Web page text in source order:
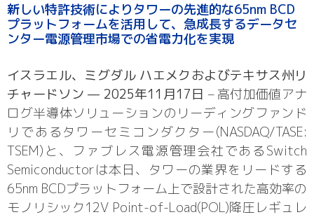
新しい特許技術によりタワーの先進的な65nm BCD
プラットフォームを活用して、急成長するデータセ
ンター電源管理市場での省電力化を実現
イスラエル、ミグダル ハエメクおよびテキサス州リ
チャードソン — 2025年11月17日 – 高付加価値アナ
ログ半導体ソリューションのリーディングファンド
リであるタワーセミコンダクター(NASDAQ/TASE:
TSEM)と、ファブレス電源管理会社であるSwitch
Semiconductorは本日、タワーの業界をリードする
65nm BCDプラットフォーム上で設計された高効率の
モノリシック12V Point-of-Load(POL)降圧レギュレ